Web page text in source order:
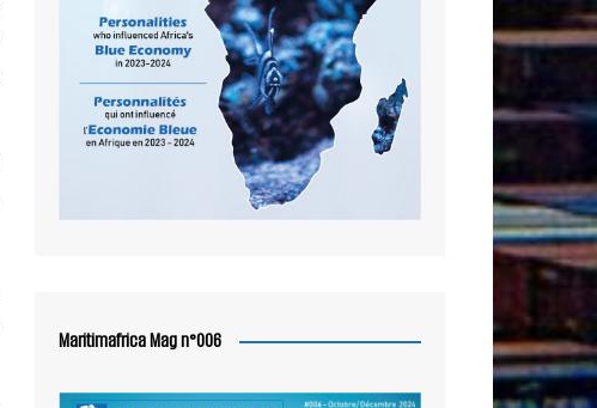
Maritimafrica Mag n°006